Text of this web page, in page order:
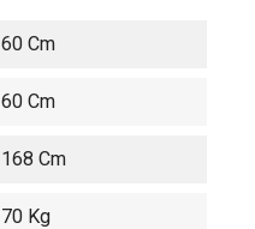
60 Cm
60 Cm
168 Cm
70 Kg